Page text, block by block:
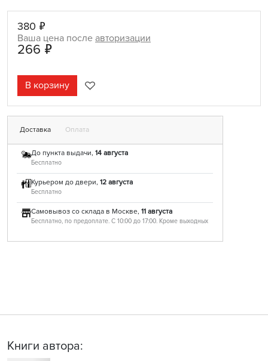
380 ₽
Ваша цена после авторизации
266 ₽
В корзину
Доставка Оплата
До пункта выдачи, 14 августа
Бесплатно
Курьером до двери, 12 августа
Бесплатно
Самовывоз со склада в Москве, 11 августа
Бесплатно, по предоплате. С 10:00 до 17:00. Кроме выходных
Книги автора: